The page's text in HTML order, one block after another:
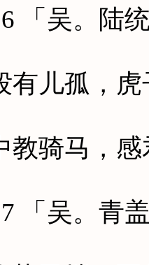
吴。陆
儿孤，虎
骑马，感
吴。青